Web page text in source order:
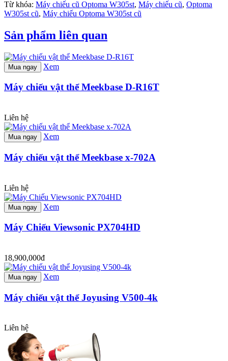
Từ khóa: Máy chiếu cũ Optoma W305st, Máy chiếu cũ, Optoma
W305st cũ, Máy chiếu Optoma W305st cũ
Sản phẩm liên quan
Mua ngay Xem
Máy chiếu vật thể Meekbase D-R16T
Liên hệ
Mua ngay Xem
Máy chiếu vật thể Meekbase x-702A
Liên hệ
Mua ngay Xem
Máy Chiếu Viewsonic PX704HD
18,900,000đ
Mua ngay Xem
Máy chiếu vật thể Joyusing V500-4k
Liên hệ